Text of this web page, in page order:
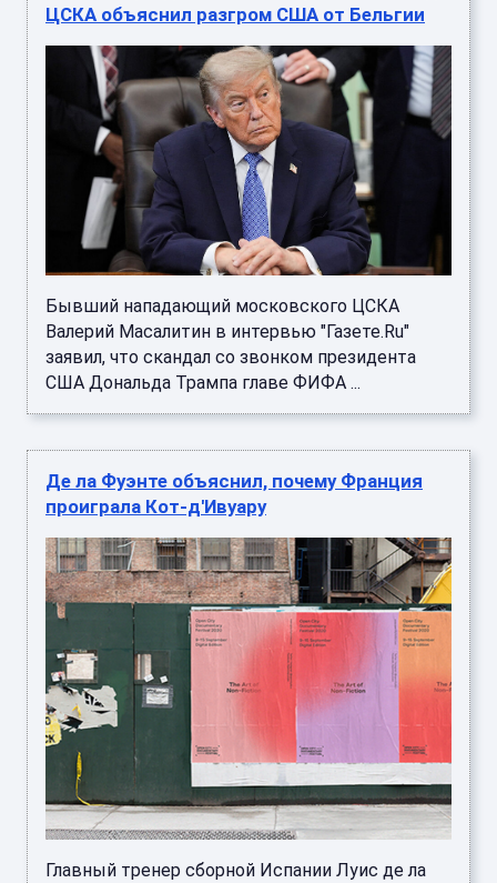
ЦСКА объяснил разгром США от Бельгии
Бывший нападающий московского ЦСКА
Валерий Масалитин в интервью "Газете.Ru"
заявил, что скандал со звонком президента
США Дональда Трампа главе ФИФА ...
Де ла Фуэнте объяснил, почему Франция
проиграла Кот-д'Ивуару
Главный тренер сборной Испании Луис де ла